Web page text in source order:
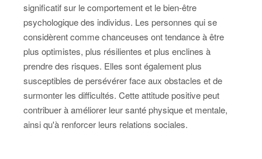
significatif sur le comportement et le bien-être
psychologique des individus. Les personnes qui se
considèrent comme chanceuses ont tendance à être
plus optimistes, plus résilientes et plus enclines à
prendre des risques. Elles sont également plus
susceptibles de persévérer face aux obstacles et de
surmonter les difficultés. Cette attitude positive peut
contribuer à améliorer leur santé physique et mentale,
ainsi qu'à renforcer leurs relations sociales.